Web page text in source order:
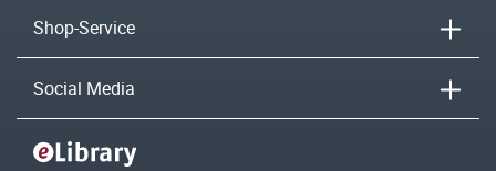
Shop-Service
Social Media